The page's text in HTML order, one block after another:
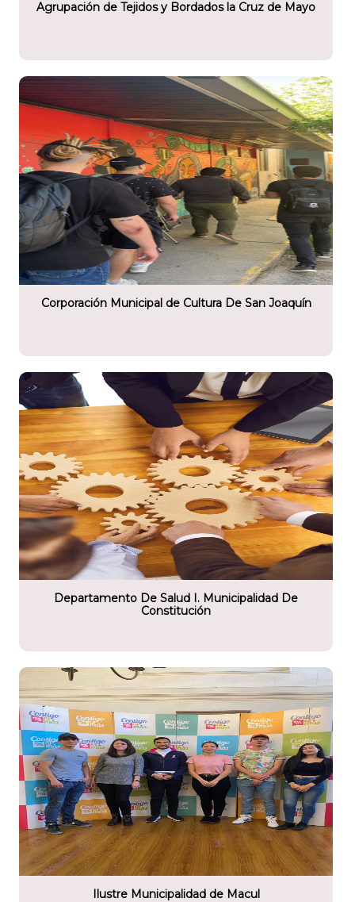
Agrupación de Tejidos y Bordados la Cruz de Mayo
Cultura De San Joaquín
Corporación Municipal de Cultura De San Joaquín
Salud I. Municipalidad De
Departamento De Salud I. Municipalidad De
Constitución
de Macul
Ilustre Municipalidad de Macul